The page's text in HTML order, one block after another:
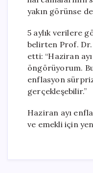
yakın görünse
5 aylık verilere
belirten Prof. Dr.
etti: “Haziran
öngörüyorum.
enflasyon
gerçekleşebilir.”
Haziran ayı
ve emekli için